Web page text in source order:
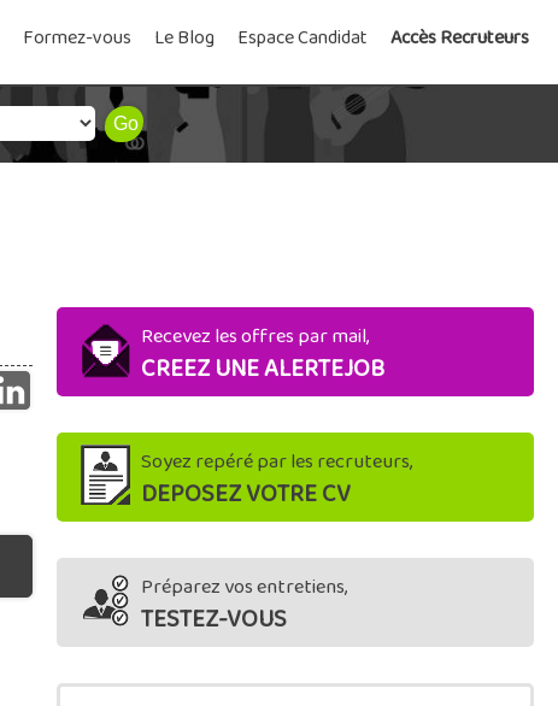
Formez-vous Le Blog Espace Candidat Accès Recruteurs
Recevez les offres par mail,
CREEZ UNE ALERTEJOB
Soyez repéré par les recruteurs,
DEPOSEZ VOTRE CV
Préparez vos entretiens,
TESTEZ-VOUS